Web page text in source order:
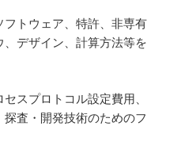
トウェア、特許、非専有
デザイン、計算方法等を
スプロトコル設定費用、
査・開発技術のためのフ